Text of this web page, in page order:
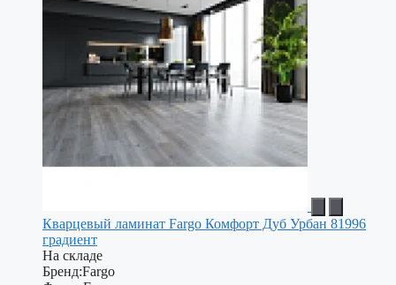
Кварцевый ламинат Fargo Комфорт Дуб Урбан 81996
градиент
На складе
Бренд:Fargo